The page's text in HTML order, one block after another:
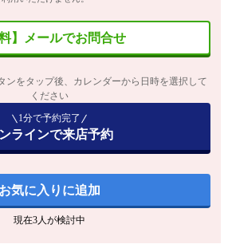
料】メールでお問合せ
ンをタップ後、カレンダーから日時を選択して
ください
1分で予約完了
ラインで来店予約
お気に入りに追加
現在3人が検討中